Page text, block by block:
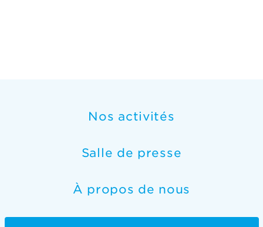
Nos activités
Salle de presse
À propos de nous